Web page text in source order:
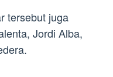
tersebut juga
Jordi Alba,